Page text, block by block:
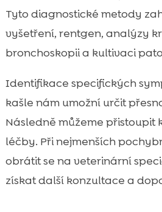
Tyto diagnostické metody
vyšetření, rentgen, analýzy
bronchoskopii a kultivaci
Identifikace specifických
kašle nám umožní určit
Následně můžeme přistoupit
léčby. Při nejmenších
obrátit se na veterinární
získat další konzultace a